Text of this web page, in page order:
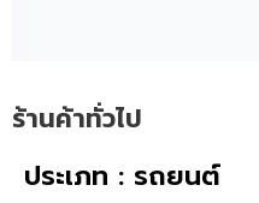
ร้านค้าทั่วไป
ประเภท : รถยนต์